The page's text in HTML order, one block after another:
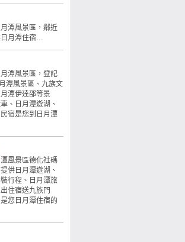
潭風景區，鄰近
日月潭住宿…
潭風景區，登記
潭風景區、九族文
潭伊達邵等景
、日月潭遊湖、
宿是您到日月潭
風景區德化社碼
供日月潭遊湖、
行程、日月潭旅
住宿送九族門
您日月潭住宿的